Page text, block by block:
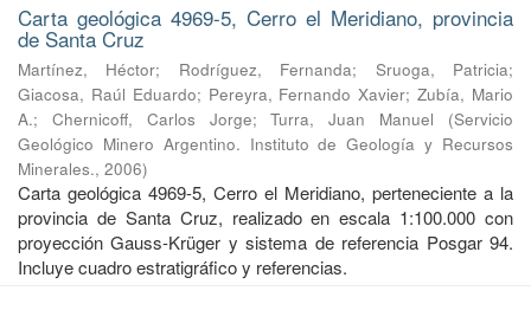
Carta geológica 4969-5, Cerro el Meridiano, provincia
de Santa Cruz
Martínez, Héctor; Rodríguez, Fernanda; Sruoga, Patricia;
Giacosa, Raúl Eduardo; Pereyra, Fernando Xavier;Zubía, Mario
A.; Chernicoff, Carlos Jorge;Turra, Juan Manuel (Servicio
Geológico Minero Argentino. Instituto de Geología y Recursos
Minerales., 2006)
Carta geológica 4969-5, Cerro el Meridiano, perteneciente a la
provincia de Santa Cruz, realizado en escala 1:100.000 con
proyección Gauss-Krüger y sistema de referencia Posgar 94.
Incluye cuadro estratigráfico y referencias.